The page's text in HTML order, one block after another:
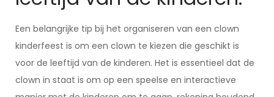
Een belangrijke tip bij het organiseren van een clown
kinderfeest is om een clown te kiezen die geschikt is
voor de leeftijd van de kinderen. Het is essentieel dat de
clown in staat is om op een speelse en interactieve